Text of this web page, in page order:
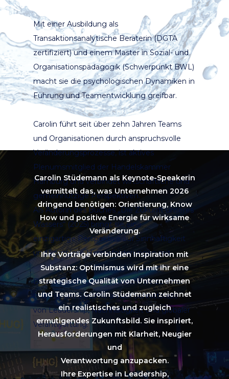
Mit einer Ausbildung als
Transaktionsanalytische Beraterin (DGTA
zertifiziert) und einem Master in Sozial- und
Organisationspädagogik (Schwerpunkt BWL)
macht sie die psychologischen Dynamiken in
Führung und Teamentwicklung greifbar.
Carolin führt seit über zehn Jahren Teams
und Organisationen durch anspruchsvolle
Veränderungsprozesse, ist aktives
Plenumsmitglied der Handelskammer
Hamburg und verbindet wirtschaftliche und
gemeinnützige Perspektiven.
Als Autorin des Buches „Die Zukunft unseres
Wassers“ (2025) bringt sie eine
einzigartige Perspektive auf Sinnhaftigkeit
und komplexe Herausforderungen mit.
Dieses Zukunftsthema macht sie zu einer
besonderen Stimme an der Schnittstelle
von Leadership, Nachhaltigkeit und globaler
Verantwortung.
Carolin Stüdemann als Keynote-Speakerin
vermittelt das, was Unternehmen 2026
dringend benötigen: Orientierung, Know
How und positive Energie für wirksame
Veränderung.
Ihre Vorträge verbinden Inspiration mit
Substanz: Optimismus wird mit ihr eine
strategische Qualität von Unternehmen
und Teams. Carolin Stüdemann zeichnet
ein realistisches und zugleich
ermutigendes Zukunftsbild. Sie inspiriert,
Herausforderungen mit Klarheit, Neugier
und
Verantwortung anzupacken.
Ihre Expertise in Leadership,